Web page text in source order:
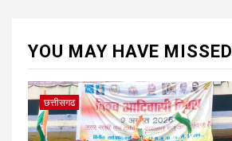
YOU MAY HAVE MISSED
छत्तीसगढ